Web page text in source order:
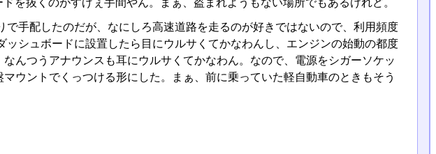
を抜くのがすげぇ手間やん。まぁ、盗まれようもない場所でもあるけれど。
手配したのだが、なにしろ高速道路を走るのが好きではないので、利用頻度
ッシュボードに設置したら目にウルサくてかなわんし、エンジンの始動の都度
んつうアナウンスも耳にウルサくてかなわん。なので、電源をシガーソケッ
ウントでくっつける形にした。まぁ、前に乗っていた軽自動車のときもそう